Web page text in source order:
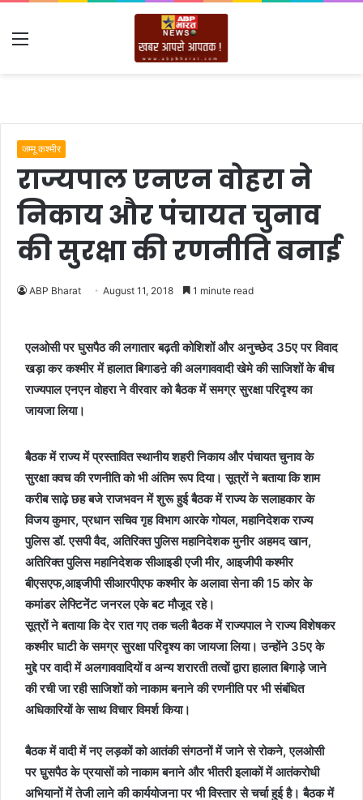
Menu
जम्मू कश्मीर
राज्यपाल एनएन वोहरा ने
निकाय और पंचायत चुनाव
की सुरक्षा की रणनीति बनाई
ABP Bharat August 11, 2018 1 minute read
एलओसी पर घुसपैठ की लगातार बढ़ती कोशिशों और अनुच्छेद 35ए पर विवाद
खड़ा कर कश्मीर में हालात बिगाडऩे की अलगाववादी खेमे की साजिशों के बीच
राज्यपाल एनएन वोहरा ने वीरवार को बैठक में समग्र सुरक्षा परिदृश्य का
जायजा लिया।
बैठक में राज्य में प्रस्तावित स्थानीय शहरी निकाय और पंचायत चुनाव के
सुरक्षा क्वच की रणनीति को भी अंतिम रूप दिया। सूत्रों ने बताया कि शाम
करीब साढ़े छह बजे राजभवन में शुरू हुई बैठक में राज्य के सलाहकार के
विजय कुमार, प्रधान सचिव गृह विभाग आरके गोयल, महानिदेशक राज्य
पुलिस डॉ. एसपी वैद, अतिरिक्त पुलिस महानिदेशक मुनीर अहमद खान,
अतिरिक्त पुलिस महानिदेशक सीआइडी एजी मीर, आइजीपी कश्मीर
बीएसएफ,आइजीपी सीआरपीएफ कश्मीर के अलावा सेना की 15 कोर के
कमांडर लेफ्टिनेंट जनरल एके बट मौजूद रहे।
सूत्रों ने बताया कि देर रात गए तक चली बैठक में राज्यपाल ने राज्य विशेषकर
कश्मीर घाटी के समग्र सुरक्षा परिदृश्य का जायजा लिया। उन्होंने 35ए के
मुद्दे पर वादी में अलगाववादियों व अन्य शरारती तत्वों द्वारा हालात बिगाड़े जाने
की रची जा रही साजिशों को नाकाम बनाने की रणनीति पर भी संबंधित
अधिकारियों के साथ विचार विमर्श किया।
बैठक में वादी में नए लड़कों को आतंकी संगठनों में जाने से रोकने, एलओसी
पर घु़सपैठ के प्रयासों को नाकाम बनाने और भीतरी इलाकों में आतंकरोधी
अभियानों में तेजी लाने की कार्ययोजना पर भी विस्तार से चर्चा हुई है। बैठक में